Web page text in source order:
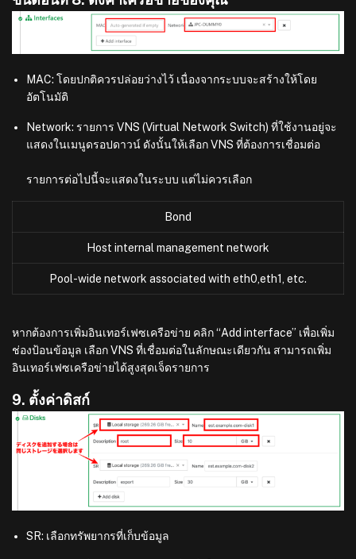
MAC: โดยปกติควรปล่อยว่างไว้ เนื่องจากระบบจะสร้างให้โดย
อัตโนมัติ
Network: รายการ VNS (Virtual Network Switch) ที่ใช้งานอยู่จะ
แสดงในเมนูดรอปดาวน์ ดังนั้นให้เลือก VNS ที่ต้องการเชื่อมต่อ
รายการต่อไปนี้จะแสดงในระบบ แต่ไม่ควรเลือก
Bond
Host internal management network
Pool-wide network associated with eth0,eth1, etc.
หากต้องการเพิ่มอินเทอร์เฟซเครือข่าย คลิก “Add interface” เพื่อเพิ่ม
ช่องป้อนข้อมูล เลือก VNS ที่เชื่อมต่อในลักษณะเดียวกัน สามารถเพิ่ม
อินเทอร์เฟซเครือข่ายได้สูงสุดเจ็ดรายการ
9. ตั้งค่าดิสก์
SR: เลือกทรัพยากรที่เก็บข้อมูล